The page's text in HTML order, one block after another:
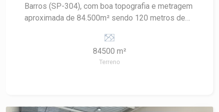
Barros (SP-304), com boa topografia e metragem
aproximada de 84.500m² sendo 120 metros de
84500 m²
Terreno